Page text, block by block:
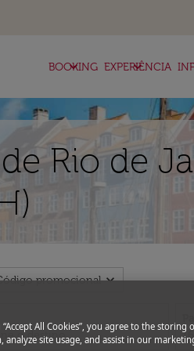
BOOKING
keyboard_arrow_down EXPERIÊNCIA
keyboard_arrow_down
Rio de
promocionalexpand_more
“Accept All Cookies”, you agree to the
analyze site usage, and assist in our